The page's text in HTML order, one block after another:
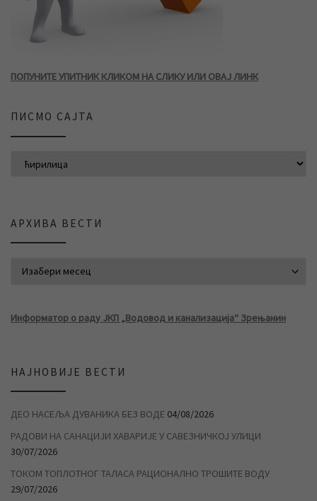
ПОПУНИТЕ УПИТНИК КЛИКОМ НА СЛИКУ ИЛИ ОВАЈ ЛИНК
ПИСМО САЈТА
АРХИВА ВЕСТИ
Информатор о раду ЈКП „Водовод и канализација“ Зрењанин
НАЈНОВИЈЕ ВЕСТИ
ДЕО НАСЕЉА ДУВАНИКА БЕЗ ВОДЕ 04/08/2026
РАДОВИ НА САНАЦИЈИ ХАВАРИЈЕ У САВЕЗНИЧКОЈ УЛИЦИ
30/07/2026
ТОКОМ ТОПЛОТНОГ ТАЛАСА РАЦИОНАЛНО ТРОШИТЕ ВОДУ
29/07/2026